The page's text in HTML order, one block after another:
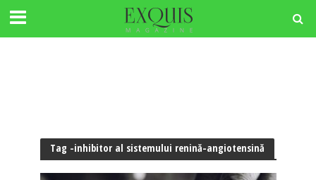
Tag -inhibitor al sistemului renină-angiotensină